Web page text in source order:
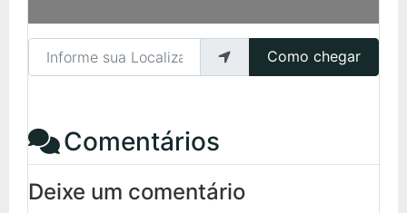
Informe sua Localização
Como chegar
Comentários
Deixe um comentário